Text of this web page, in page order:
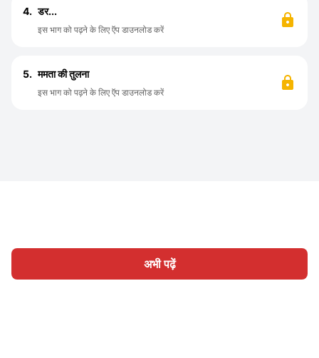
अभी पढ़ें
4. डर...
इस भाग को पढ़ने के लिए ऍप डाउनलोड करें
5. ममता की तुलना
इस भाग को पढ़ने के लिए ऍप डाउनलोड करें
होम श्रेणी लिखिए लेख साइन इन